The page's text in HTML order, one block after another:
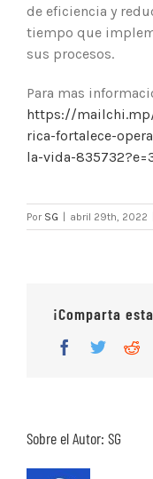
de eficiencia y
tiempo que
sus procesos.
Para mas
https://
rica-fortalece-
la-vida-
Por SG | abril 29th, 2022
¡Comparta
Facebook
Twitter
Sobre el Autor: SG